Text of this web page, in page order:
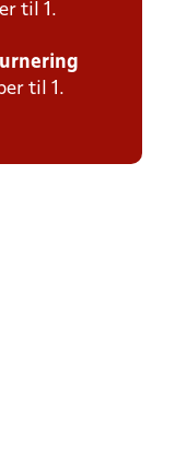
til 1.
til 1.